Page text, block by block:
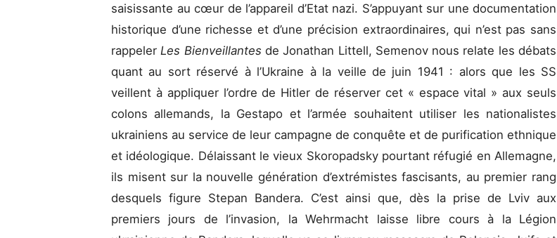
saisissante au cœur de l’appareil d’Etat nazi. S’appuyant sur une documentation
historique d’une richesse et d’une précision extraordinaires, qui n’est pas sans
rappeler Les Bienveillantes de Jonathan Littell, Semenov nous relate les débats
quant au sort réservé à l’Ukraine à la veille de juin 1941 : alors que les SS
veillent à appliquer l’ordre de Hitler de réserver cet « espace vital » aux seuls
colons allemands, la Gestapo et l’armée souhaitent utiliser les nationalistes
ukrainiens au service de leur campagne de conquête et de purification ethnique
et idéologique. Délaissant le vieux Skoropadsky pourtant réfugié en Allemagne,
ils misent sur la nouvelle génération d’extrémistes fascisants, au premier rang
desquels figure Stepan Bandera. C’est ainsi que, dès la prise de Lviv aux
premiers jours de l’invasion, la Wehrmacht laisse libre cours à la Légion